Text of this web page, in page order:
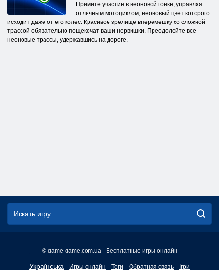
Примите участие в неоновой гонке, управляя
отличным мотоциклом, неоновый цвет которого
исходит даже от его колес. Красивое зрелище вперемешку со сложной
трассой обязательно пощекочат ваши нервишки. Преодолейте все
неоновые трассы, удержавшись на дороге.
© game-game.com.ua - Бесплатные игры онлайн
Українська
English
Игры онлайн Теги Обратная связь Ігри